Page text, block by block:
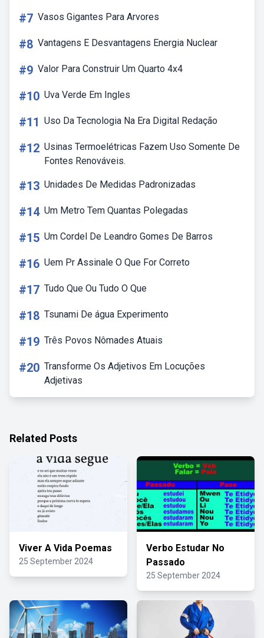
#7 Vasos Gigantes Para Arvores
#8 Vantagens E Desvantagens Energia Nuclear
#9 Valor Para Construir Um Quarto 4x4
#10 Uva Verde Em Ingles
#11 Uso Da Tecnologia Na Era Digital Redação
#12 Usinas Termoelétricas Fazem Uso Somente De
Fontes Renováveis.
#13 Unidades De Medidas Padronizadas
#14 Um Metro Tem Quantas Polegadas
#15 Um Cordel De Leandro Gomes De Barros
#16 Uem Pr Assinale O Que For Correto
#17 Tudo Que Ou Tudo O Que
#18 Tsunami De água Experimento
#19 Três Povos Nômades Atuais
#20 Transforme Os Adjetivos Em Locuções
Adjetivas
Related Posts
Viver A Vida Poemas
25 September 2024
Verbo Estudar No
Passado
25 September 2024